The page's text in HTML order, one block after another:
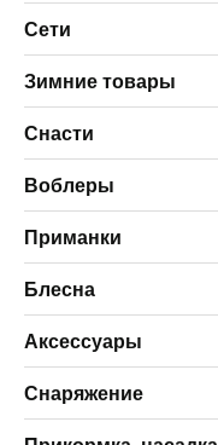
Сети
Зимние товары
Снасти
Воблеры
Приманки
Блесна
Аксессуары
Снаряжение